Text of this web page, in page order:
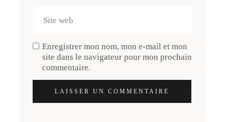
Enregistrer mon nom, mon e-mail et mon
site dans le navigateur pour mon prochain
commentaire.
LAISSER UN COMMENTAIRE